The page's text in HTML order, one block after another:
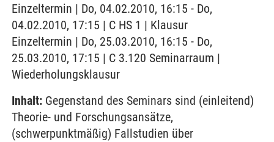
Einzeltermin | Do, 04.02.2010, 16:15 - Do,
04.02.2010, 17:15 | C HS 1 | Klausur
Einzeltermin | Do, 25.03.2010, 16:15 - Do,
25.03.2010, 17:15 | C 3.120 Seminarraum |
Wiederholungsklausur
Inhalt: Gegenstand des Seminars sind (einleitend)
Theorie- und Forschungsansätze,
(schwerpunktmäßig) Fallstudien über